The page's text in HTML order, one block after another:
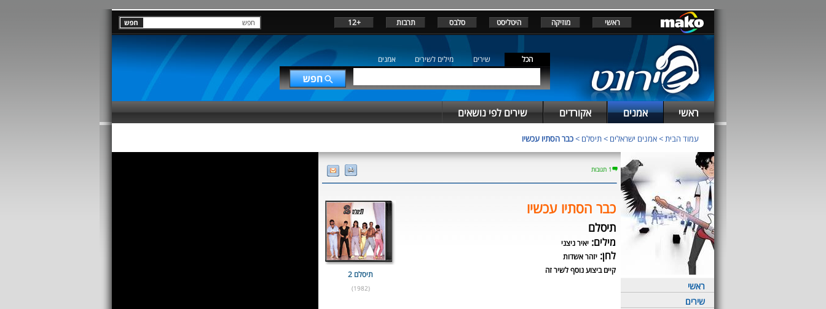
ראשי מוזיקה היטליסט סלבס תרבות +12
הכל שירים מילים לשירים אמנים
ראשי אמנים אקורדים שירים לפי נושאים
עמוד הבית>אמנים ישראלים >תיסלם >כבר הסתיו עכשיו
ראשי
שירים
1 תגובות
כבר הסתיו עכשיו
תיסלם
מילים: יאיר ניצני
לחן: יזהר אשדות
קיים ביצוע נוסף לשיר זה
תיסלם 2
(1982)